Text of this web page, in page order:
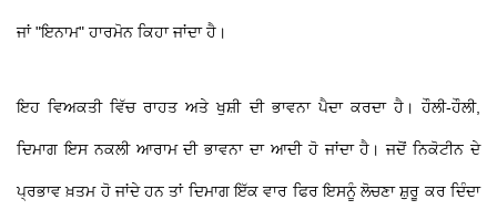
ਜਾਂ "ਇਨਾਮ" ਹਾਰਮੋਨ ਕਿਹਾ ਜਾਂਦਾ ਹੈ।
ਇਹ ਵਿਅਕਤੀ ਵਿੱਚ ਰਾਹਤ ਅਤੇ ਖੁਸ਼ੀ ਦੀ ਭਾਵਨਾ ਪੈਦਾ ਕਰਦਾ ਹੈ। ਹੌਲੀ-ਹੌਲੀ,
ਦਿਮਾਗ ਇਸ ਨਕਲੀ ਆਰਾਮ ਦੀ ਭਾਵਨਾ ਦਾ ਆਦੀ ਹੋ ਜਾਂਦਾ ਹੈ। ਜਦੋਂ ਨਿਕੋਟੀਨ ਦੇ
ਪ੍ਰਭਾਵ ਖ਼ਤਮ ਹੋ ਜਾਂਦੇ ਹਨ ਤਾਂ ਦਿਮਾਗ ਇੱਕ ਵਾਰ ਫਿਰ ਇਸਨੂੰ ਲੋਚਣਾ ਸ਼ੁਰੂ ਕਰ ਦਿੰਦਾ